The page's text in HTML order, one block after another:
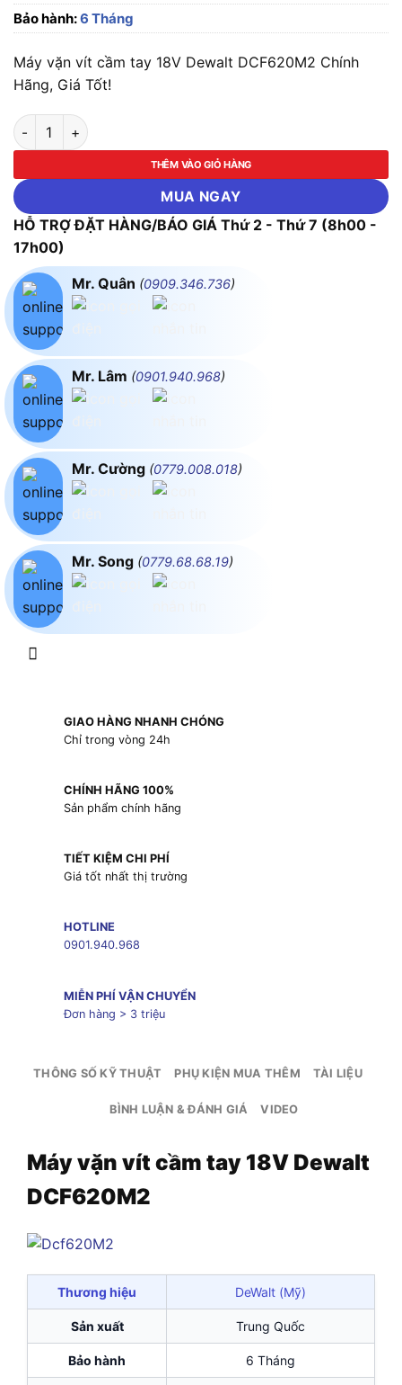
Bảo hành:6 Tháng
Máy vặn vít cầm tay 18V Dewalt DCF620M2 Chính
Hãng, Giá Tốt!
Máy vặn vít cầm tay 18V Dewalt DCF620M2 số lượng
THÊM VÀO GIỎ HÀNG
MUA NGAY
HỖ TRỢ ĐẶT HÀNG/BÁO GIÁ Thứ 2 - Thứ 7 (8h00 -
17h00)
Mr. Quân (0909.346.736)
Mr. Lâm (0901.940.968)
Mr. Cường (0779.008.018)
Mr. Song (0779.68.68.19)
GIAO HÀNG NHANH CHÓNG
Chỉ trong vòng 24h
CHÍNH HÃNG 100%
Sản phẩm chính hãng
TIẾT KIỆM CHI PHÍ
Giá tốt nhất thị trường
HOTLINE
0901.940.968
MIỄN PHÍ VẬN CHUYỂN
Đơn hàng > 3 triệu
THÔNG SỐ KỸ THUẬT PHỤ KIỆN MUA THÊM TÀI LIỆU
BÌNH LUẬN & ĐÁNH GIÁ VIDEO
Máy vặn vít cầm tay 18V Dewalt
DCF620M2
Thương hiệu DeWalt (Mỹ)
Sản xuất Trung Quốc
Bảo hành 6 Tháng